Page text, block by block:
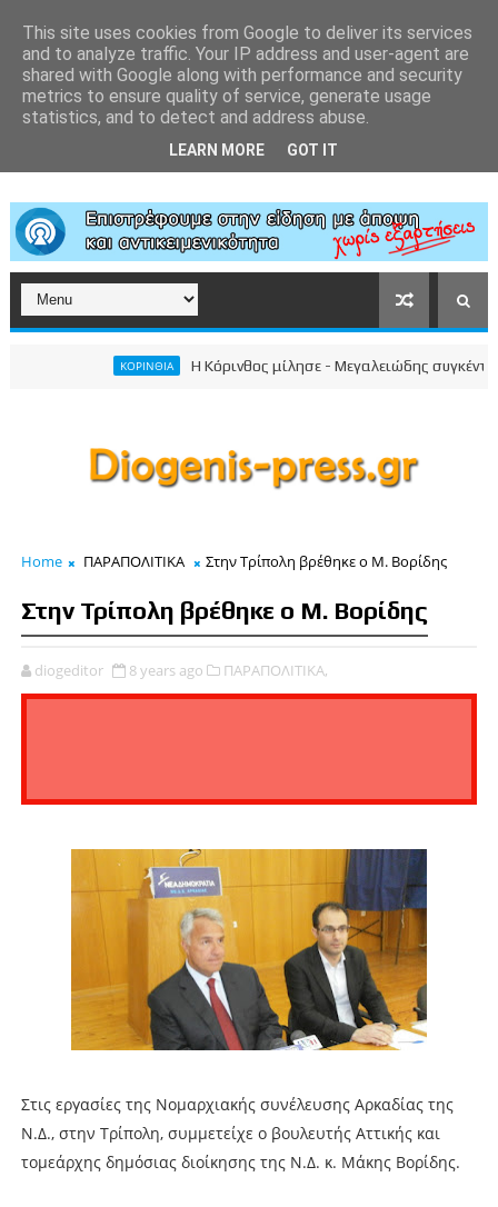
ΚΟΡΙΝΘΙΑ Η Κόρινθος μίλησε - Μεγαλειώδης συγκέντρωση
Home ΠΑΡΑΠΟΛΙΤΙΚΑ Στην Τρίπολη βρέθηκε ο Μ. Βορίδης
Στην Τρίπολη βρέθηκε ο Μ. Βορίδης
diogeditor 8 years ago ΠΑΡΑΠΟΛΙΤΙΚΑ,
Στις εργασίες της Νομαρχιακής συνέλευσης Αρκαδίας της
Ν.Δ., στην Τρίπολη, συμμετείχε ο βουλευτής Αττικής και
τομεάρχης δημόσιας διοίκησης της Ν.Δ. κ. Μάκης Βορίδης.
This site uses cookies from Google to deliver its services
and to analyze traffic. Your IP address and user-agent are
shared with Google along with performance and security
metrics to ensure quality of service, generate usage
statistics, and to detect and address abuse.
LEARN MORE GOT IT